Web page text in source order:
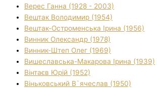
Верес Ганна (1928 - 2003)
Вештак Володимир (1954)
Вештак-Остроменська Ірина (1956)
Винник Олександр (1978)
Винник-Штеп Олег (1969)
Вишеславська-Макарова Ірина (1939)
Вінтаєв Юрій (1952)
Віньковський В`ячеслав (1950)